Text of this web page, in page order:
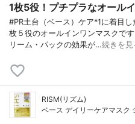
1枚5役！プチプラなオール
#PR土台（ベース）ケア*1に着目
枚５役のオールインワンマスクで
リーム・パックの効果が…続きを見
RISM(リズム)
ベース デイリーケアマスク